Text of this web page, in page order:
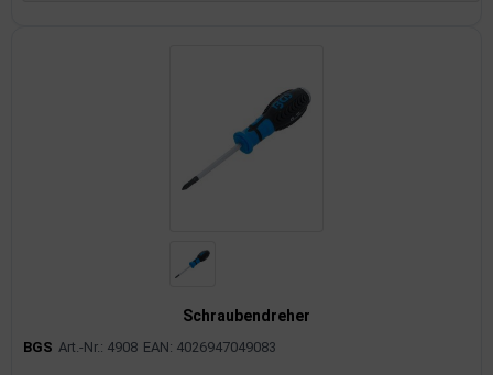
Schraubendreher
BGS Art.-Nr.: 4908 EAN: 4026947049083